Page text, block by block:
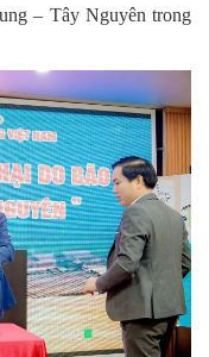
– Tây Nguyên trong